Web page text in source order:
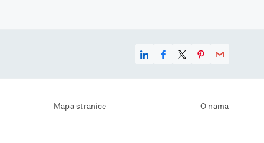
Mapa stranice
O nama